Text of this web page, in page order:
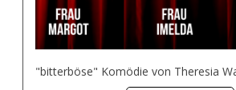
"bitterböse" Komödie von Theresia